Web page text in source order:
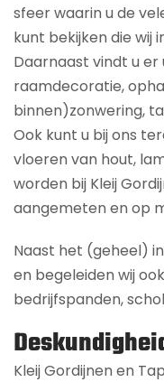
sfeer waarin u de
kunt bekijken die wij
Daarnaast vindt u
raamdecoratie,
binnen)zonwering,
Ook kunt u bij ons
vloeren van hout,
worden bij Kleij
aangemeten en op
Naast het (geheel)
en begeleiden wij
bedrijfspanden,
Kleij Gordijnen en